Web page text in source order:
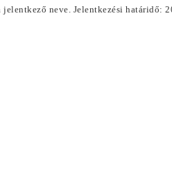
neve. Jelentkezési határidő: